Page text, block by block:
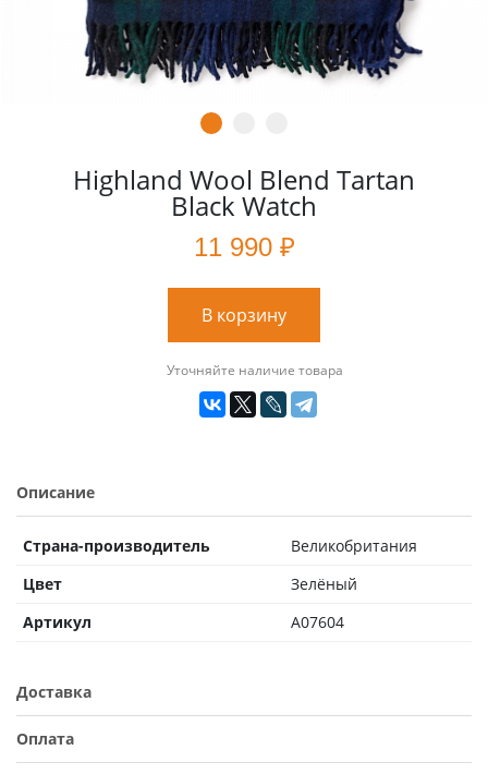
Highland Wool Blend Tartan
Black Watch
11 990 ₽
В корзину
Уточняйте наличие товара
Описание
Страна-производитель
Великобритания
Цвет
Зелёный
Артикул
A07604
Доставка
Оплата